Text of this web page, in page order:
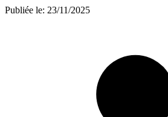
Publiée le: 23/11/2025